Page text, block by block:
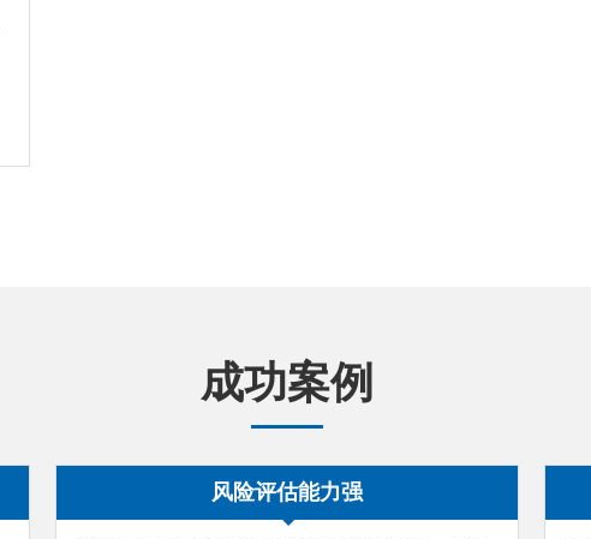
成功案例
风险评估能力强